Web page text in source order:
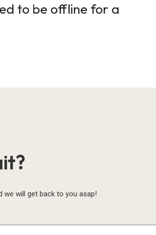
to be offline for a
we will get back to you asap!